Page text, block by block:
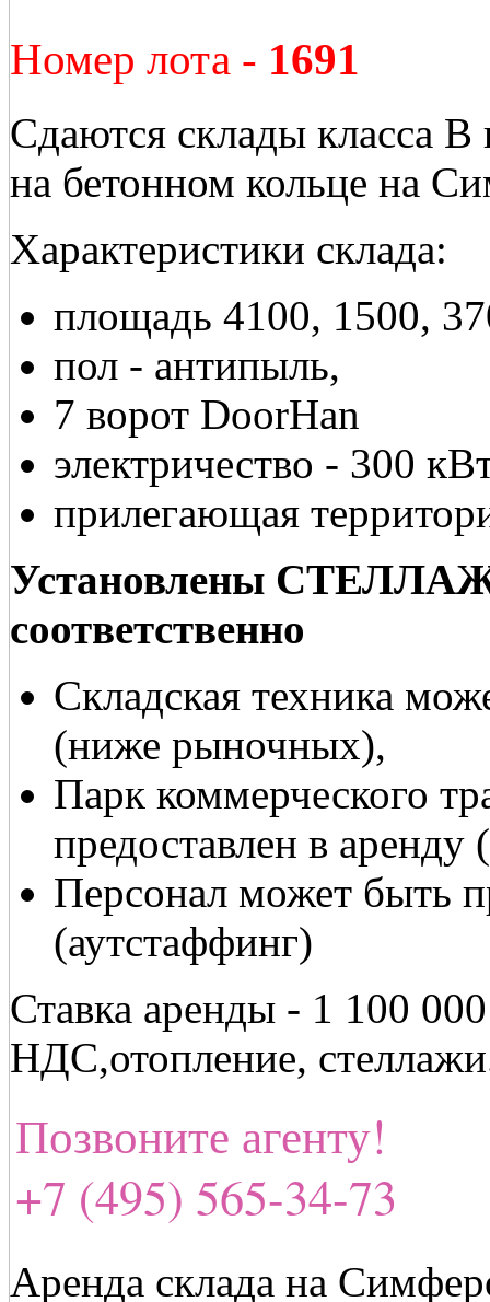
Номер лота - 1691
Сдаются склады класса
на бетонном кольце на
Характеристики склада:
площадь 4100, 1500,
пол - антипыль,
7 ворот DoorHan
электричество - 300
прилегающая
Установлены
соответственно
Складская техника
(ниже рыночных),
Парк коммерческого
предоставлен в
Персонал может быть
(аутстаффинг)
Ставка аренды - 1 100
НДС,отопление,
Позвоните агенту!
+7 (495) 565-34-73
Аренда склада на